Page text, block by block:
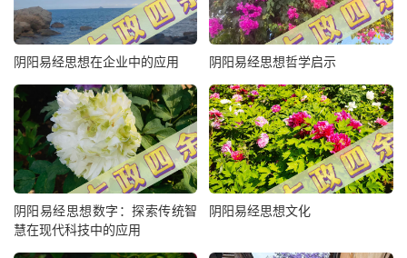
阴阳易经思想在企业中的应用 阴阳易经思想哲学启示
阴阳易经思想数字：探索传统智
慧在现代科技中的应用
阴阳易经思想文化